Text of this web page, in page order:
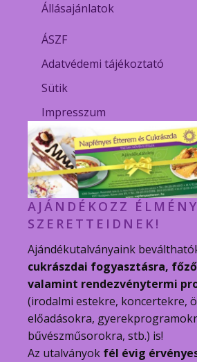
Állásajánlatok
ÁSZF
Adatvédemi tájékoztató
Sütik
Impresszum
AJÁNDÉKOZZ
SZERETTEIDNEK!
Ajándékutalványaink
cukrászdai fogyasztásra,
valamint rendezvénytermi
(irodalmi estekre, koncertekre,
előadásokra,
bűvészműsorokra, stb.) is!
Az utalványok fél évig